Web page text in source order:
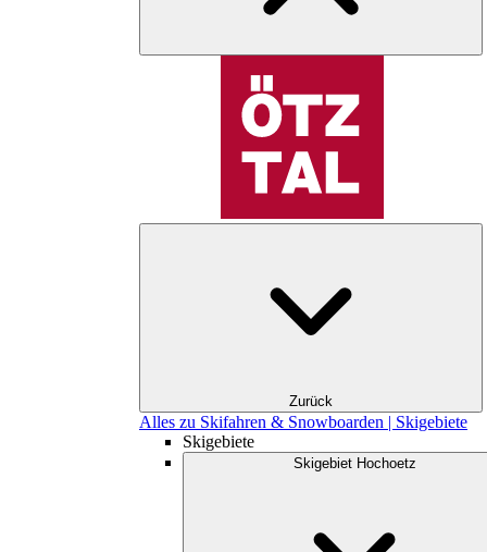
Zurück
Alles zu Skifahren & Snowboarden | Skigebiete
Skigebiete
Skigebiet Hochoetz